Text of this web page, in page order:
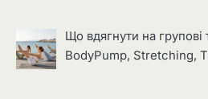
Що вдягнути на групові
BodyPump, Stretching,